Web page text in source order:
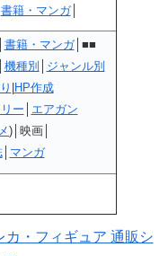
書籍・マンガ│
書籍・マンガ│■■
機種別
ジャンル別
HP作成
ー
エアガン
)│映画│
│ マンガ